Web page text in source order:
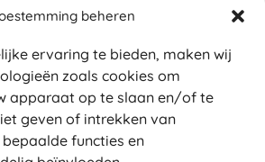
beheren
ervaring te bieden, maken wij
zoals cookies om
apparaat op te slaan en/of te
geven of intrekken van
functies en